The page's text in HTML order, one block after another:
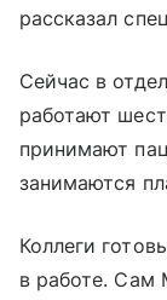
рассказал
Сейчас в
работают
принимают
занимаются
Коллеги
в работе. Сам